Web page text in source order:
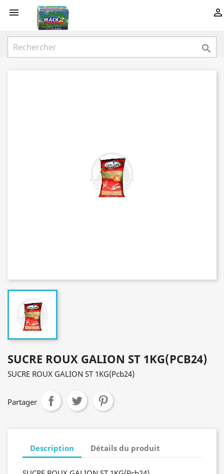
 

SUCRE ROUX GALION ST 1KG(PCB24)
SUCRE ROUX GALION ST 1KG(Pcb24)
Partager
Description Détails du produit